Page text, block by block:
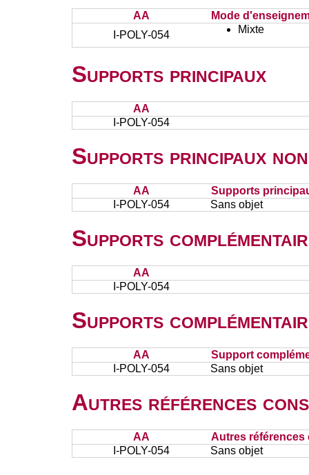
AA
Mode
I-POLY-054
Mixte
Supports principaux
AA
I-POLY-054
Supports principaux
AA
Supports
I-POLY-054
Sans objet
Supports
AA
I-POLY-054
Supports
AA
Support
I-POLY-054
Sans objet
Autres références
AA
Autres références
I-POLY-054
Sans objet